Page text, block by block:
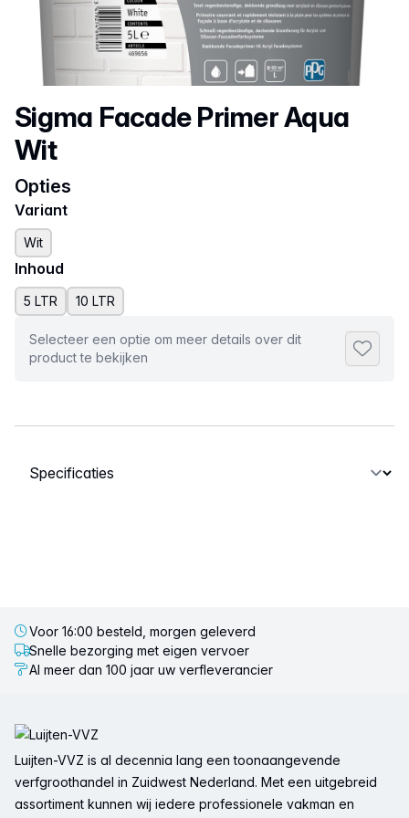
Productnaam
Sigma Facade Primer Aqua
Wit
Opties
Variant
Wit
Inhoud
5 LTR 10 LTR
Selecteer een optie om meer details over dit
product te bekijken
Selecteer een tabblad
Voor 16:00 besteld, morgen geleverd
Snelle bezorging met eigen vervoer
Al meer dan 100 jaar uw verfleverancier
Luijten-VVZ is al decennia lang een toonaangevende
verfgroothandel in Zuidwest Nederland. Met een uitgebreid
assortiment kunnen wij iedere professionele vakman en